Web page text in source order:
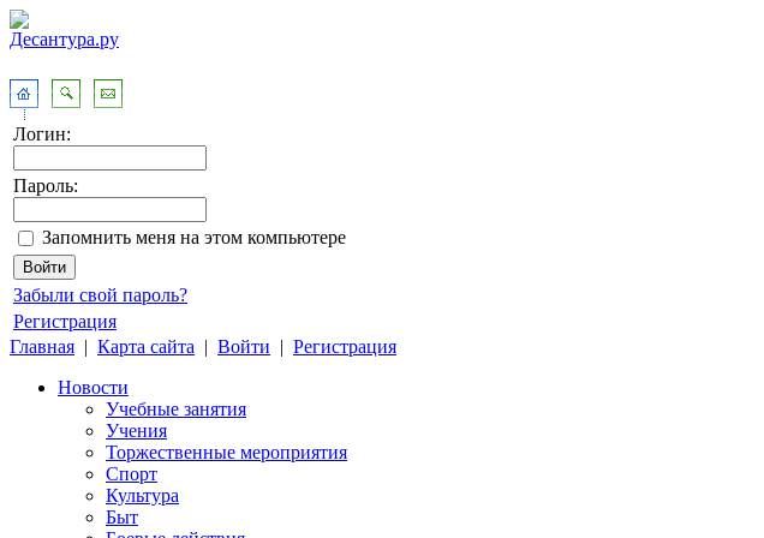
Логин:
Пароль:
Запомнить меня на этом компьютере
Забыли свой пароль?
Регистрация
Главная | Карта сайта | Войти | Регистрация
Новости
Учебные занятия
Учения
Торжественные мероприятия
Спорт
Культура
Быт